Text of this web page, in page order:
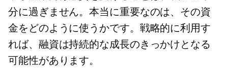
分に過ぎません。本当に重要なのは、その資
金をどのように使うかです。戦略的に利用す
れば、融資は持続的な成長のきっかけとなる
可能性があります。